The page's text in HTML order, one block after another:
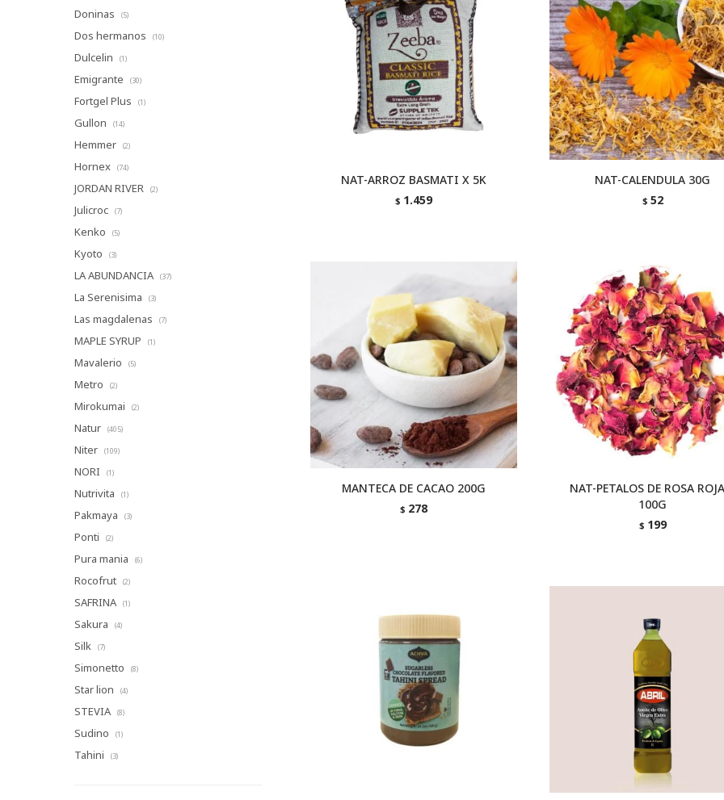
NAT-ARROZ BASMATI X 5K
$ 1.459
NAT-CALENDULA 30G
$ 52
MANTECA DE CACAO 200G
$ 278
NAT-PETALOS DE ROSA
100G
$ 199
Doninas (5)
Dos hermanos (10)
Dulcelin (1)
Emigrante (30)
Fortgel Plus (1)
Gullon (14)
Hemmer (2)
Hornex (74)
JORDAN RIVER (2)
Julicroc (7)
Kenko (5)
Kyoto (3)
LA ABUNDANCIA (37)
La Serenisima (3)
Las magdalenas (7)
MAPLE SYRUP (1)
Mavalerio (5)
Metro (2)
Mirokumai (2)
Natur (405)
Niter (109)
NORI (1)
Nutrivita (1)
Pakmaya (3)
Ponti (2)
Pura mania (6)
Rocofrut (2)
SAFRINA (1)
Sakura (4)
Silk (7)
Simonetto (8)
Star lion (4)
STEVIA (8)
Sudino (1)
Tahini (3)